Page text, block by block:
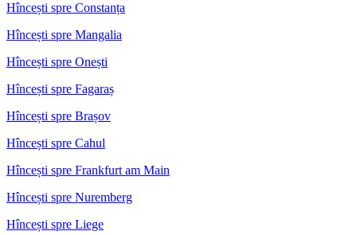
Hîncești spre Constanța
Hîncești spre Mangalia
Hîncești spre Onești
Hîncești spre Fagaraș
Hîncești spre Brașov
Hîncești spre Cahul
Hîncești spre Frankfurt am Main
Hîncești spre Nuremberg
Hîncești spre Liege